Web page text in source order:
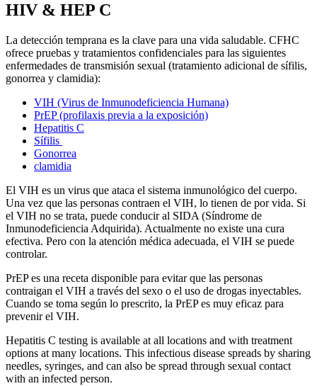
HIV & HEP C
La detección temprana es la clave para una vida saludable. CFHC
ofrece pruebas y tratamientos confidenciales para las siguientes
enfermedades de transmisión sexual (tratamiento adicional de sífilis,
gonorrea y clamidia):
VIH (Virus de Inmunodeficiencia Humana)
PrEP (profilaxis previa a la exposición)
Hepatitis C
Sífilis
Gonorrea
clamidia
El VIH es un virus que ataca el sistema inmunológico del cuerpo.
Una vez que las personas contraen el VIH, lo tienen de por vida. Si
el VIH no se trata, puede conducir al SIDA (Síndrome de
Inmunodeficiencia Adquirida). Actualmente no existe una cura
efectiva. Pero con la atención médica adecuada, el VIH se puede
controlar.
PrEP es una receta disponible para evitar que las personas
contraigan el VIH a través del sexo o el uso de drogas inyectables.
Cuando se toma según lo prescrito, la PrEP es muy eficaz para
prevenir el VIH.
Hepatitis C testing is available at all locations and with treatment
options at many locations. This infectious disease spreads by sharing
needles, syringes, and can also be spread through sexual contact
with an infected person.